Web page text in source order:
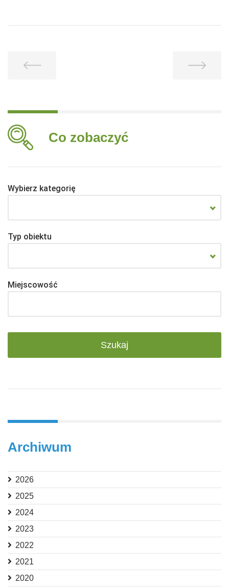
Co zobaczyć
Wybierz kategorię
Typ obiektu
Miejscowość
Archiwum
2026
2025
2024
2023
2022
2021
2020